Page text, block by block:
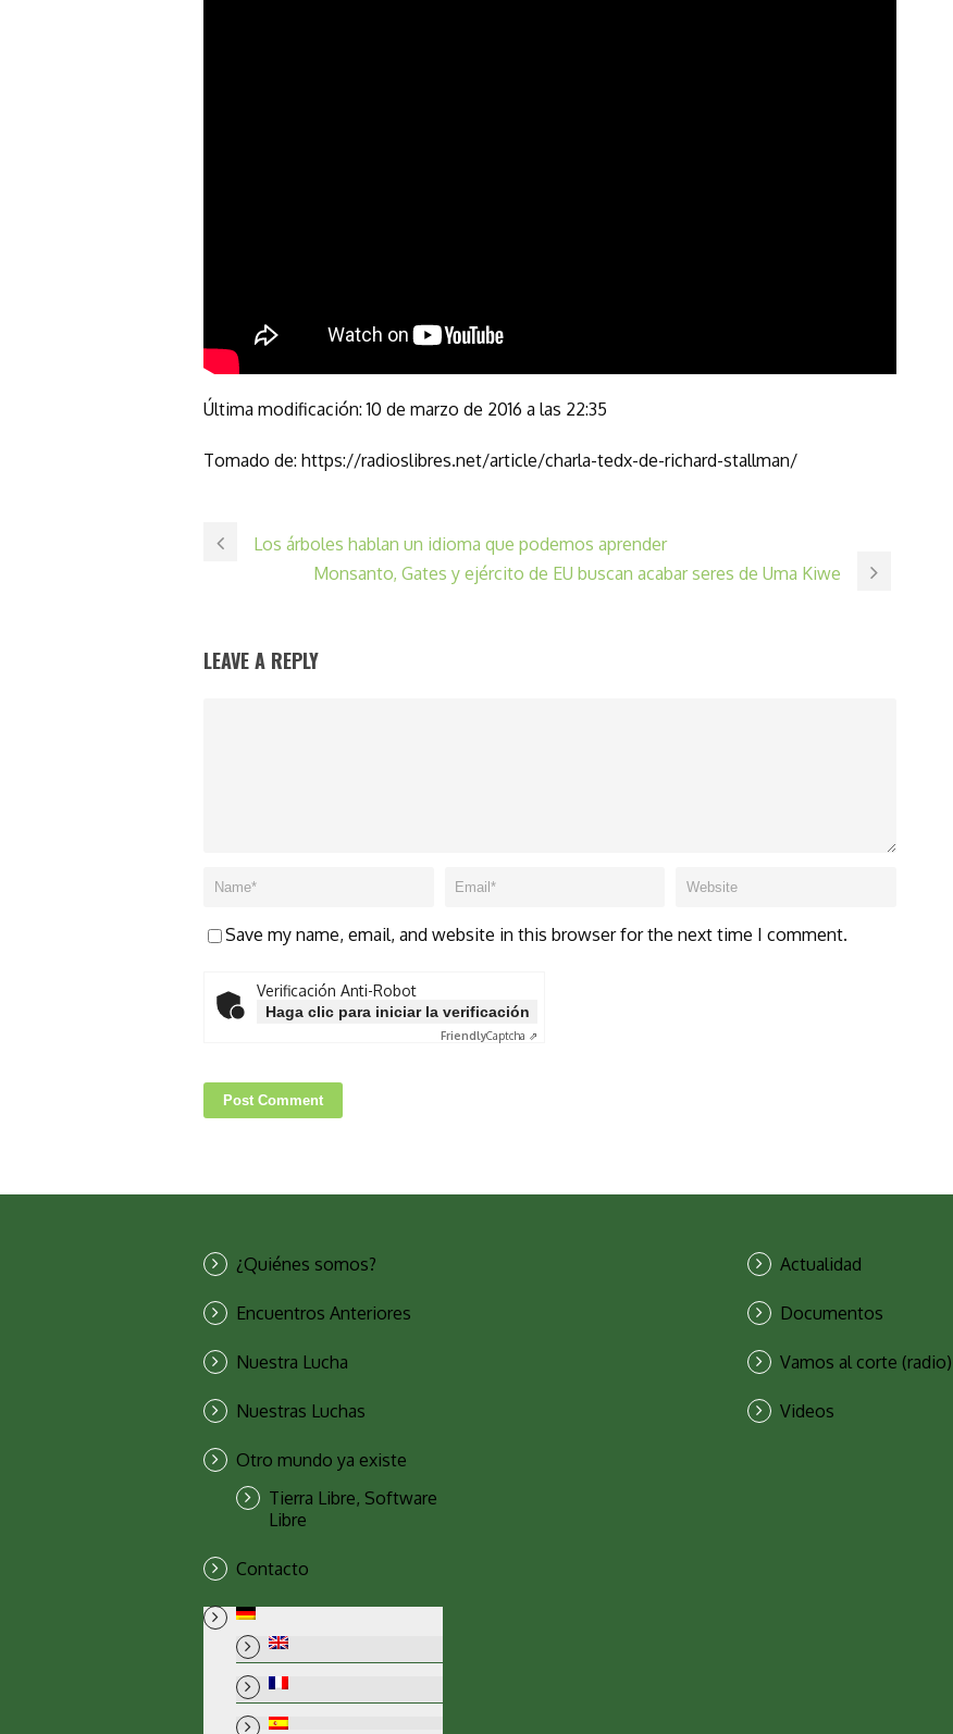
Última modificación: 10 de marzo de 2016 a las 22:35
Tomado de: https://radioslibres.net/article/charla-tedx-de-richard-stallman/
Los árboles hablan un idioma que podemos aprender
Monsanto, Gates y ejército de EU buscan acabar seres de Uma Kiwe
LEAVE A REPLY
Save my name, email, and website in this browser for the next time I comment.
Verificación Anti-Robot
Haga clic para iniciar la verificación
FriendlyCaptcha ⇗
¿Quiénes somos?
Encuentros Anteriores
Nuestra Lucha
Nuestras Luchas
Otro mundo ya existe
Tierra Libre, Software
Libre
Contacto
Actualidad
Documentos
Vamos al corte (radio)
Videos